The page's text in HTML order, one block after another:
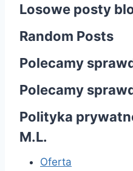
Losowe posty
Random Posts
Polecamy
Polecamy
Polityka
M.L.
Oferta